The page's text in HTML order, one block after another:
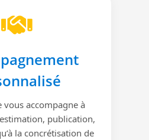
vous accompagne à
publication,
la concrétisation de